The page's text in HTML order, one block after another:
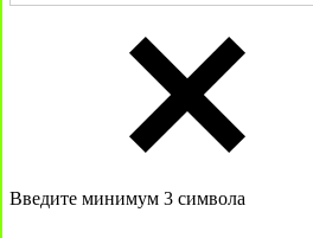
Введите минимум 3 символа